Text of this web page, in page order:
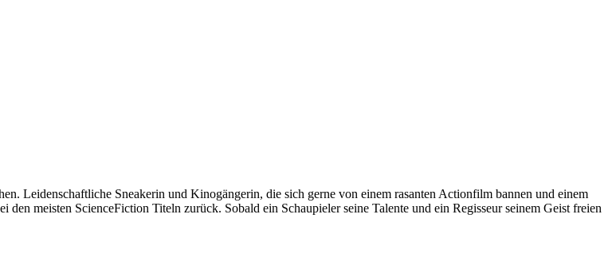
Leidenschaftliche Sneakerin und Kinogängerin, die sich gerne von einem rasanten Actionfilm bannen und einem
meisten ScienceFiction Titeln zurück. Sobald ein Schaupieler seine Talente und ein Regisseur seinem Geist freien